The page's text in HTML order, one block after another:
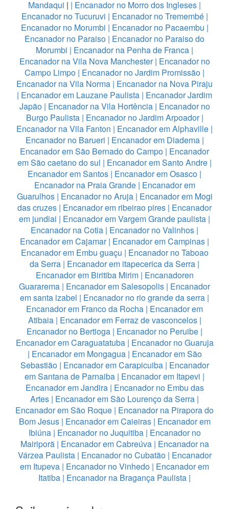
Mandaqui | | Encanador no Morro dos Ingleses |
Encanador no Tucuruvi | Encanador no Tremembé|
Encanador no Morumbi | Encanador no Pacaembu |
Encanador no Paraiso | Encanador no Paraiso do
Morumbi | Encanador na Penha de Franca |
Encanador na Vila Nova Manchester| Encanador no
Campo Limpo | Encanador no Jardim Promissão |
Encanador na Vila Norma | Encanador na Nova Piraju
| Encanador em Lauzane Paulista | Encanador Jardim
Japão| Encanador na Vila Hortência| Encanador no
Burgo Paulista| Encanador no Jardim Arpoador|
Encanador na Vila Fanton | Encanador em Alphaville |
Encanador no Barueri | Encanador em Diadema|
Encanador em São Bernado do Campo | Encanador
em São caetano do sul | Encanador em Santo Andre |
Encanador em Santos | Encanador em Osasco |
Encanador na Praia Grande| Encanador em
Guarulhos| Encanador no Aruja| Encanador em Mogi
das cruzes | Encanador em ribeirao pires | Encanador
em jundiai | Encanador em Vargem Grande paulista |
Encanador na Cotia | Encanador no Valinhos |
Encanador em Cajamar| Encanador em Campinas |
Encanador em Embu guaçu | Encanador no Taboao
da Serra | Encanador em itapecerica da Serra |
Encanador em Biritiba Mirim| Encanadoren
Guararema | Encanador em Salesopolis | Encanador
em santa izabel | Encanador no rio grande da serra |
Encanador em Franco da Rocha | Encanador em
Atibaia| Encanador em Ferraz de vasconcelos|
Encanador no Bertioga | Encanador no Peruibe |
Encanador em Caraguatatuba| Encanador no Guaruja
| Encanador em Mongagua| Encanador em São
Sebastião| Encanador em Carapicuiba| Encanador
em Santana de Parnaiba | Encanador em Itapevi |
Encanador em Jandira| Encanador no Embu das
Artes | Encanador em São Lourenço da Serra |
Encanador em São Roque | Encanador na Pirapora do
Bom Jesus| Encanador em Caieiras| Encanador em
Ibiúna| Encanador no Juquitiba| Encanador no
Mairiporã| Encanador em Cabreúva| Encanador na
Várzea Paulista| Encanador no Cubatão| Encanador
em Itupeva | Encanador no Vinhedo | Encanador em
Itatiba | Encanador na Bragança Paulista |